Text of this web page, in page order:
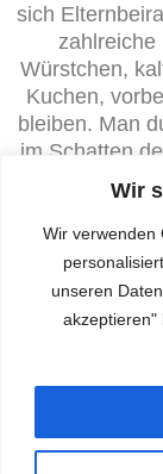
Wir
Wir verwenden
unseren
akzeptieren"
sich
zahlreiche
Würstchen,
Kuchen,
bleiben. Man
im Schatten
Auf äußerst
organisierte
konnten Lose
eine Niete,
neuen
Allen am